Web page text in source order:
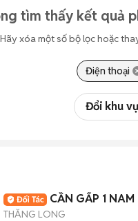
tìm thấy kết quả
Hãy xóa một số bộ lọc hoặc
Điện thoại
Đổi khu
CẦN GẤP 1
THĂNG LONG